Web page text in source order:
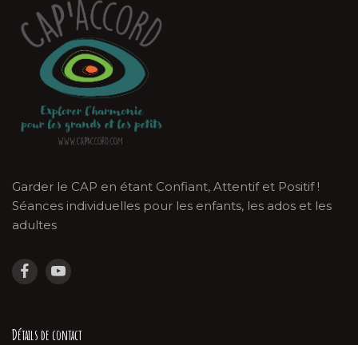
Garder le CAP en étant Confiant, Attentif et Positif !
Séances individuelles pour les enfants, les ados et les
adultes
Détails de contact